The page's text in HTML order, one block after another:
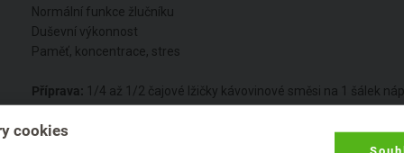
Normální funkce žlučníku
Duševní výkonnost
Paměť, koncentrace, stres
Příprava: 1/4 až 1/2 čajové lžičky kávovinové směsi na 1 šálek
horkým (ale ne vařícím) mlékem a dle chuti doslaďte medem či
cookies